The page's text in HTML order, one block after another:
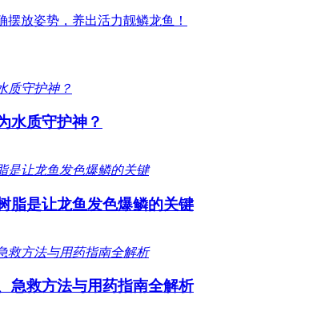
放姿势，养出活力靓鳞龙鱼！
水质守护神？
脂是让龙鱼发色爆鳞的关键
急救方法与用药指南全解析